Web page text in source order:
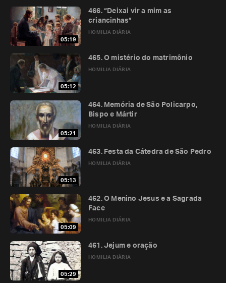
05:19
HOMILIA DIÁRIA
466. “Deixai vir a mim as
criancinhas”
05:12
HOMILIA DIÁRIA
465. O mistério do matrimônio
05:21
HOMILIA DIÁRIA
464. Memória de São Policarpo,
Bispo e Mártir
05:13
HOMILIA DIÁRIA
463. Festa da Cátedra de São Pedro
05:09
HOMILIA DIÁRIA
462. O Menino Jesus e a Sagrada
Face
05:29
HOMILIA DIÁRIA
461. Jejum e oração